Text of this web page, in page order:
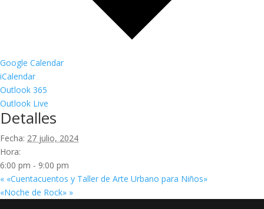
Google Calendar
iCalendar
Outlook 365
Outlook Live
Detalles
Fecha: 27 julio, 2024
Hora:
6:00 pm - 9:00 pm
« «Cuentacuentos y Taller de Arte Urbano para Niños»
«Noche de Rock» »